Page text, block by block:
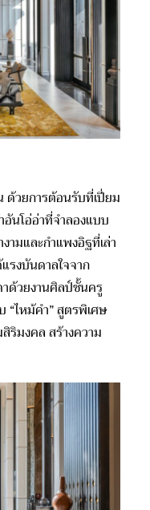
วยการต้อนรับที่เปี่ยม
อันโอ่อ่าที่จำลองแบบ
มและกำแพงอิฐที่เล่า
รงบันดาลใจจาก
ด้วยงานศิลป์ชั้นครู
“ไหม้คำ” สูตรพิเศษ
ริมงคล สร้างความ